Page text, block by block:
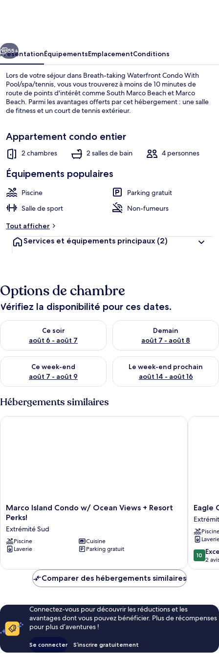
With
Pool/spa/tennis
Appart'hôtel, 1 très grand lit
Suivant
55+
PrésentationÉquipementsEmplacementConditions
Lors de votre séjour dans Breath-taking Waterfront Condo With
Pool/spa/tennis, vous vous trouverez à moins de 10 minutes de
route de points d'intérêt comme South Marco Beach et Marco
Beach. Parmi les avantages offerts par cet hébergement : une salle
de fitness et un court de tennis extérieur.
Appartement condo entier
2 chambres 2 salles de bain 4 personnes
Équipements populaires
Piscine
Parking gratuit
Salle de sport
Non-fumeurs
Tout afficher
Services et équipements principaux (2)
Options de chambre
Vérifiez la disponibilité pour ces dates.
Ce soir
août 6 - août 7
Vérifier la disponibilité pour ce soir août 6 - août 7
Demain
août 7 - août 8
Vérifier la disponibilité pour
Ce week-end
août 7 - août 9
Vérifier la disponibilité pour ce week-end août 7 - août 9
Le week-end prochain
août 14 - août 16
Vérifier la disponibilité pour
Hébergements similaires
Marco
Island
w/
Ocean
Views
Resort
Extrémité
Marco Island Condo w/ Ocean Views + Resort
Perks!
Extrémité Sud
Piscine
Cuisine
Laverie
Parking gratuit
Marco Island Condo w/ Ocean Views + Resort Perks!
Eagle
Cay
Condo
Sud
Eagle
10.0
sur
10,
10
2
Eagle
Comparer des hébergements similaires
Connectez-vous pour découvrir les réductions et les
avantages dont vous pouvez bénéficier. Plus de récompenses
pour plus d’aventures !
Se connecter S’inscrire gratuitement